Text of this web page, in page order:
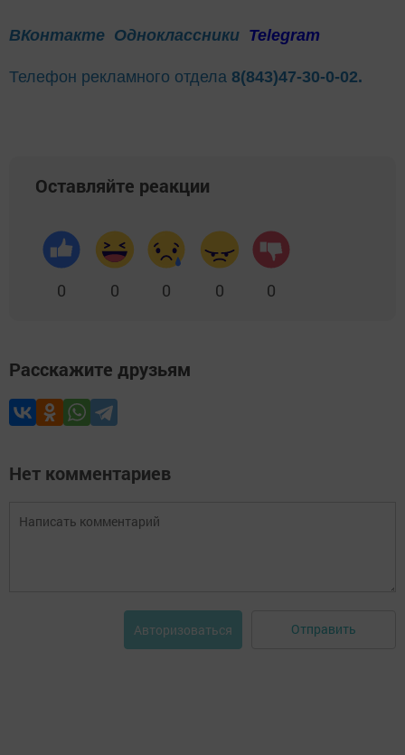
ВКонтакте Одноклассники Telegram
Телефон рекламного отдела 8(843)47-30-0-02.
Оставляйте реакции
0 0 0 0 0
Расскажите друзьям
Нет комментариев
Авторизоваться Отправить